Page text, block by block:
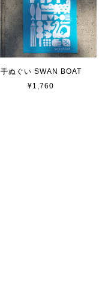
手ぬぐい SWAN BOAT
¥1,760